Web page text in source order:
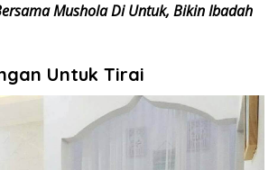
Mushola Di Untuk, Bikin Ibadah
Untuk Tirai